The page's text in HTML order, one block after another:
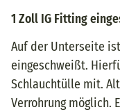
1 Zoll IG Fitting
Auf der Unterseite
eingeschweißt.
Schlauchtülle mit.
Verrohrung möglich.